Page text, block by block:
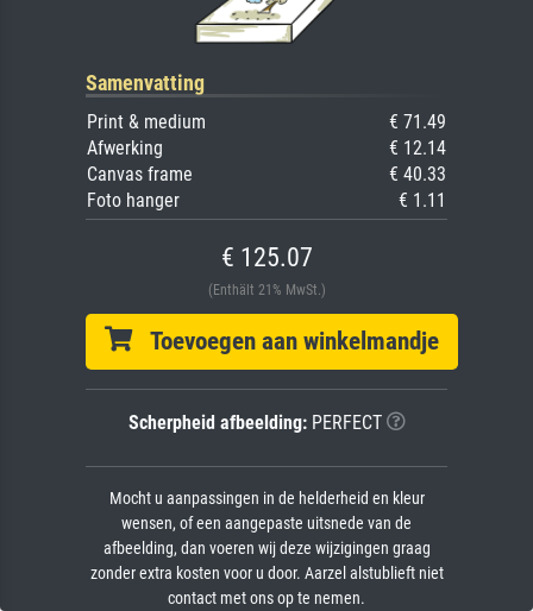
Samenvatting
Print & medium
€ 71.49
Afwerking
€ 12.14
Canvas frame
€ 40.33
Foto hanger
€ 1.11
€ 125.07
(Enthält 21% MwSt.)
Toevoegen aan winkelmandje
Scherpheid afbeelding:PERFECT
Mocht u aanpassingen in de helderheid en kleur
wensen, of een aangepaste uitsnede van de
afbeelding, dan voeren wij deze wijzigingen graag
zonder extra kosten voor u door. Aarzel alstublieft niet
contact met ons op te nemen.